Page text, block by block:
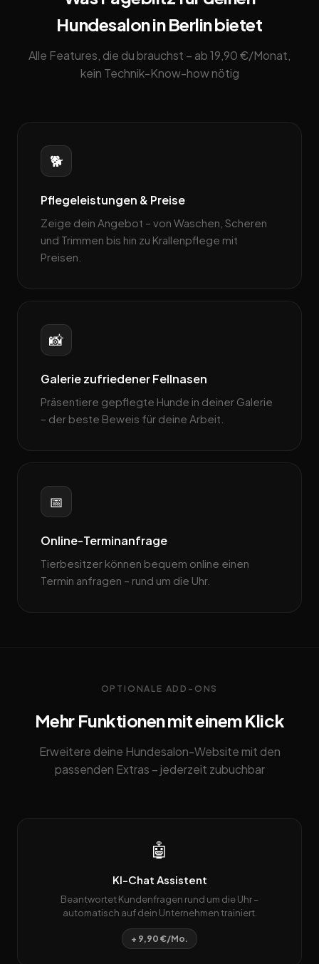
Hundesalon in Berlin bietet
Alle Features, die du brauchst – ab 19,90 €/Monat,
kein Technik-Know-how nötig
🐕
Pflegeleistungen & Preise
Zeige dein Angebot – von Waschen, Scheren
und Trimmen bis hin zu Krallenpflege mit
Preisen.
📸
Galerie zufriedener Fellnasen
Präsentiere gepflegte Hunde in deiner Galerie
– der beste Beweis für deine Arbeit.
📅
Online-Terminanfrage
Tierbesitzer können bequem online einen
Termin anfragen – rund um die Uhr.
OPTIONALE ADD-ONS
Mehr Funktionen mit einem Klick
Erweitere deine Hundesalon-Website mit den
passenden Extras – jederzeit zubuchbar
🤖
KI-Chat Assistent
Beantwortet Kundenfragen rund um die Uhr –
automatisch auf dein Unternehmen trainiert.
+ 9,90 €/Mo.